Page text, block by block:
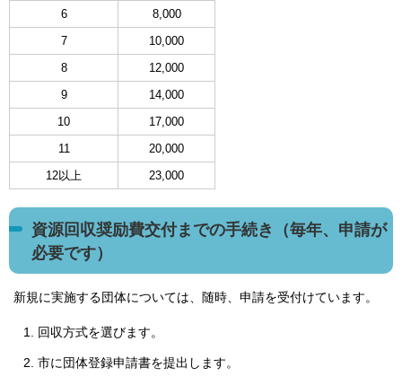
6
8,000
7
10,000
8
12,000
9
14,000
10
17,000
11
20,000
12以上
23,000
資源回収奨励費交付までの手続き（毎年、申請が
必要です）
新規に実施する団体については、随時、申請を受付けています。
回収方式を選びます。
市に団体登録申請書を提出します。